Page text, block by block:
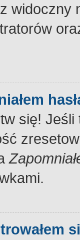
widoczny
się! Jeśli